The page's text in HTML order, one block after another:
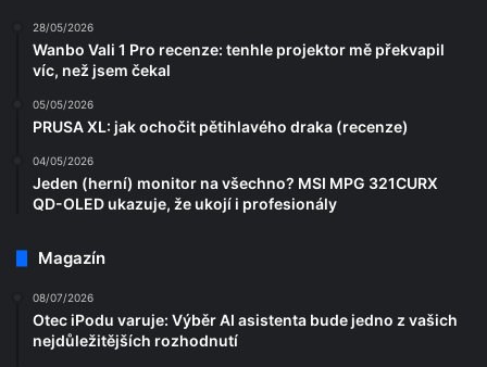
28/05/2026
Wanbo Vali 1 Pro recenze: tenhle projektor mě překvapil
víc, než jsem čekal
05/05/2026
PRUSA XL: jak ochočit pětihlavého draka (recenze)
04/05/2026
Jeden (herní) monitor na všechno? MSI MPG 321CURX
QD-OLED ukazuje, že ukojí i profesionály
Magazín
08/07/2026
Otec iPodu varuje: Výběr AI asistenta bude jedno z vašich
nejdůležitějších rozhodnutí